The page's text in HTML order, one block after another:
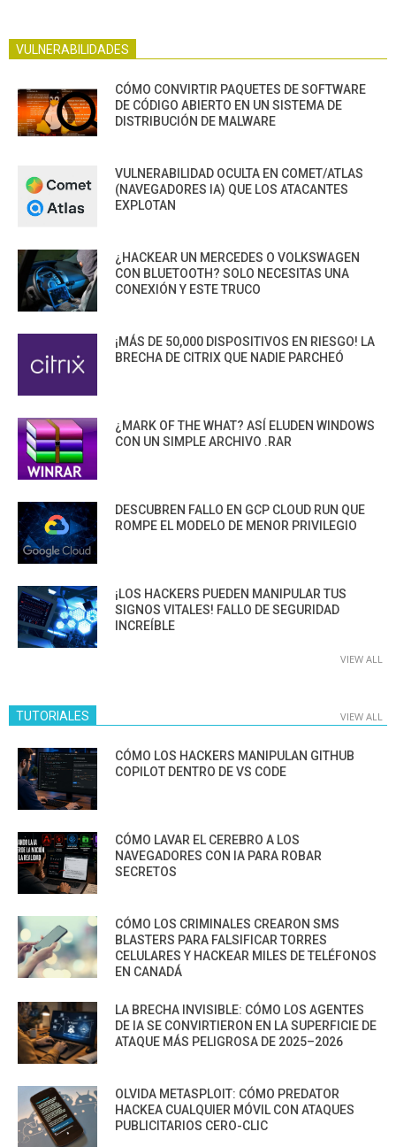
VULNERABILIDADES
CÓMO CONVIRTIR PAQUETES DE SOFTWARE
DE CÓDIGO ABIERTO EN UN SISTEMA DE
DISTRIBUCIÓN DE MALWARE
VULNERABILIDAD OCULTA EN COMET/ATLAS
(NAVEGADORES IA) QUE LOS ATACANTES
EXPLOTAN
¿HACKEAR UN MERCEDES O VOLKSWAGEN
CON BLUETOOTH? SOLO NECESITAS UNA
CONEXIÓN Y ESTE TRUCO
¡MÁS DE 50,000 DISPOSITIVOS EN RIESGO! LA
BRECHA DE CITRIX QUE NADIE PARCHEÓ
¿MARK OF THE WHAT? ASÍ ELUDEN WINDOWS
CON UN SIMPLE ARCHIVO .RAR
DESCUBREN FALLO EN GCP CLOUD RUN QUE
ROMPE EL MODELO DE MENOR PRIVILEGIO
¡LOS HACKERS PUEDEN MANIPULAR TUS
SIGNOS VITALES! FALLO DE SEGURIDAD
INCREÍBLE
VIEW ALL
TUTORIALES VIEW ALL
CÓMO LOS HACKERS MANIPULAN GITHUB
COPILOT DENTRO DE VS CODE
CÓMO LAVAR EL CEREBRO A LOS
NAVEGADORES CON IA PARA ROBAR
SECRETOS
CÓMO LOS CRIMINALES CREARON SMS
BLASTERS PARA FALSIFICAR TORRES
CELULARES Y HACKEAR MILES DE TELÉFONOS
EN CANADÁ
LA BRECHA INVISIBLE: CÓMO LOS AGENTES
DE IA SE CONVIRTIERON EN LA SUPERFICIE DE
ATAQUE MÁS PELIGROSA DE 2025–2026
OLVIDA METASPLOIT: CÓMO PREDATOR
HACKEA CUALQUIER MÓVIL CON ATAQUES
PUBLICITARIOS CERO-CLIC